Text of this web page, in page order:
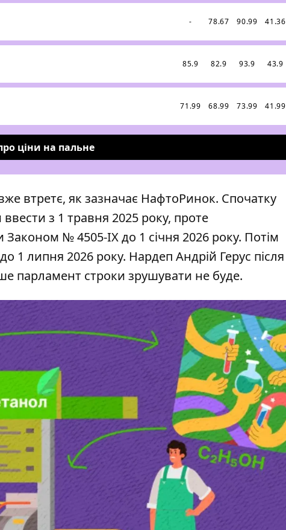
- 78.67 90.99 41.36
85.9 82.9 93.9 43.9
71.99 68.99 73.99 41.99
ціни на пальне
втретє, як зазначає НафтоРинок. Спочатку
з 1 травня 2025 року, проте
№ 4505-ІХ до 1 січня 2026 року. Потім
1 липня 2026 року. Нардеп Андрій Герус після
парламент строки зрушувати не буде.